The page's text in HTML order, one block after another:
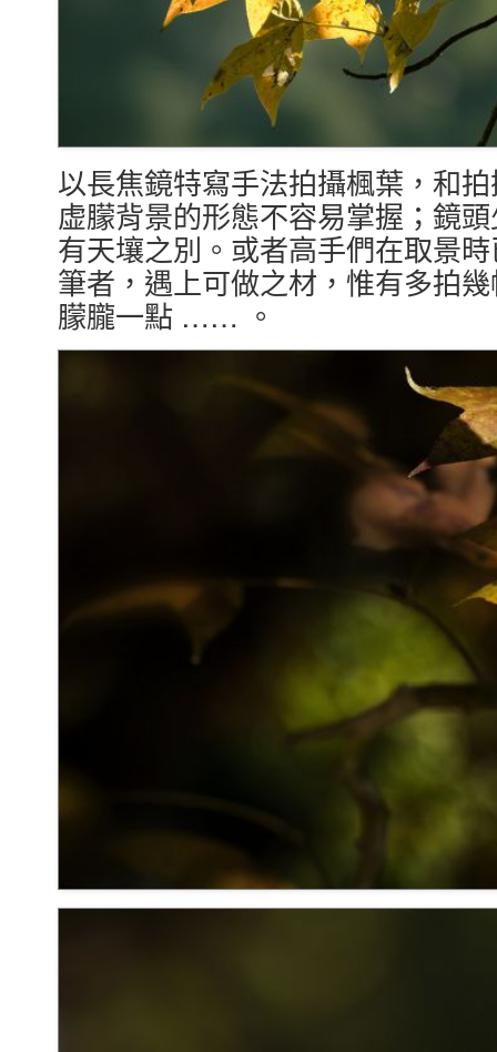
以長焦鏡特寫手法拍攝楓葉，和
虚朦背景的形態不容易掌握；鏡
有天壤之別。或者高手們在取景
筆者，遇上可做之材，惟有多拍
朦朧一點 …… 。